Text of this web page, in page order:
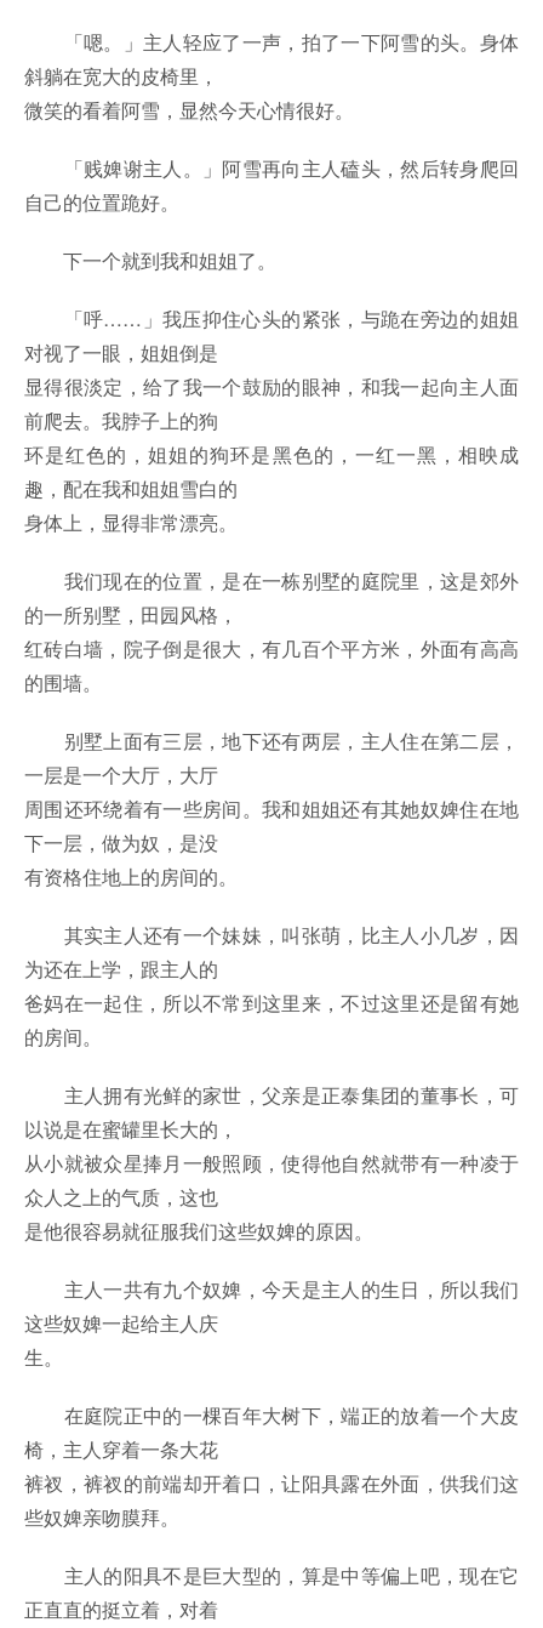
「嗯。」主人轻应了一声，拍了一下阿雪的头。身体
斜躺在宽大的皮椅里，
微笑的看着阿雪，显然今天心情很好。
「贱婢谢主人。」阿雪再向主人磕头，然后转身爬回
自己的位置跪好。
下一个就到我和姐姐了。
「呼……」我压抑住心头的紧张，与跪在旁边的姐姐
对视了一眼，姐姐倒是
显得很淡定，给了我一个鼓励的眼神，和我一起向主人面
前爬去。我脖子上的狗
环是红色的，姐姐的狗环是黑色的，一红一黑，相映成
趣，配在我和姐姐雪白的
身体上，显得非常漂亮。
我们现在的位置，是在一栋别墅的庭院里，这是郊外
的一所别墅，田园风格，
红砖白墙，院子倒是很大，有几百个平方米，外面有高高
的围墙。
别墅上面有三层，地下还有两层，主人住在第二层，
一层是一个大厅，大厅
周围还环绕着有一些房间。我和姐姐还有其她奴婢住在地
下一层，做为奴，是没
有资格住地上的房间的。
其实主人还有一个妹妹，叫张萌，比主人小几岁，因
为还在上学，跟主人的
爸妈在一起住，所以不常到这里来，不过这里还是留有她
的房间。
主人拥有光鲜的家世，父亲是正泰集团的董事长，可
以说是在蜜罐里长大的，
从小就被众星捧月一般照顾，使得他自然就带有一种凌于
众人之上的气质，这也
是他很容易就征服我们这些奴婢的原因。
主人一共有九个奴婢，今天是主人的生日，所以我们
这些奴婢一起给主人庆
生。
在庭院正中的一棵百年大树下，端正的放着一个大皮
椅，主人穿着一条大花
裤衩，裤衩的前端却开着口，让阳具露在外面，供我们这
些奴婢亲吻膜拜。
主人的阳具不是巨大型的，算是中等偏上吧，现在它
正直直的挺立着，对着